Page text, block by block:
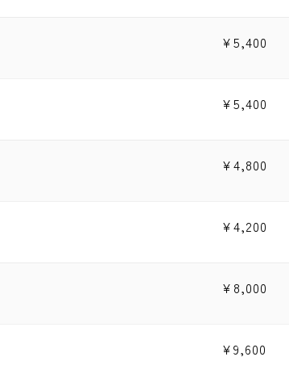
¥5,400
¥5,400
¥4,800
¥4,200
¥ 8,000
¥9,600